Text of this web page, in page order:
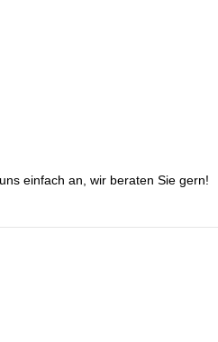
einfach an, wir beraten Sie gern!